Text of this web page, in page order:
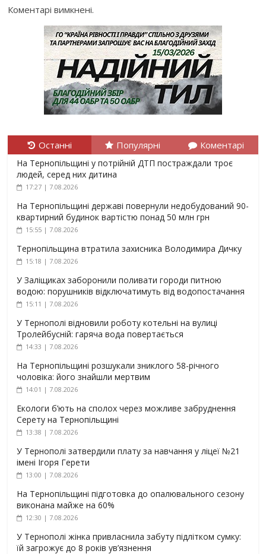
Коментарі вимкнені.
Останні Популярні Коментарі
На Тернопільщині у потрійній ДТП постраждали троє
людей, серед них дитина
17:27 | 7.08.2026
На Тернопільщині державі повернули недобудований 90-
квартирний будинок вартістю понад 50 млн грн
15:55 | 7.08.2026
Тернопільщина втратила захисника Володимира Дичку
15:18 | 7.08.2026
У Заліщиках заборонили поливати городи питною
водою: порушників відключатимуть від водопостачання
15:11 | 7.08.2026
У Тернополі відновили роботу котельні на вулиці
Тролейбусній: гаряча вода повертається
14:33 | 7.08.2026
На Тернопільщині розшукали зниклого 58-річного
чоловіка: його знайшли мертвим
14:01 | 7.08.2026
Екологи б’ють на сполох через можливе забруднення
Серету на Тернопільщині
13:38 | 7.08.2026
У Тернополі затвердили плату за навчання у ліцеї №21
імені Ігоря Герети
13:00 | 7.08.2026
На Тернопільщині підготовка до опалювального сезону
виконана майже на 60%
12:30 | 7.08.2026
У Тернополі жінка привласнила забуту підлітком сумку:
їй загрожує до 8 років ув’язнення